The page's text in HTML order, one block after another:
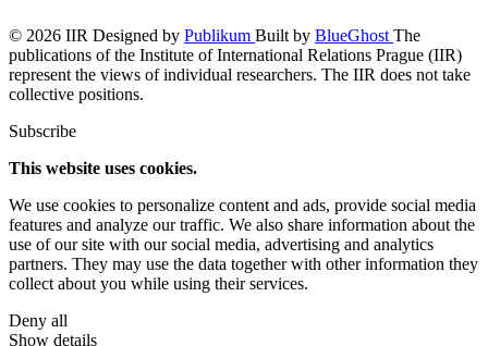
© 2026 IIR Designed by Publikum Built by BlueGhost The
publications of the Institute of International Relations Prague (IIR)
represent the views of individual researchers. The IIR does not take
collective positions.
Subscribe
This website uses cookies.
We use cookies to personalize content and ads, provide social media
features and analyze our traffic. We also share information about the
use of our site with our social media, advertising and analytics
partners. They may use the data together with other information they
collect about you while using their services.
Deny all
Show details